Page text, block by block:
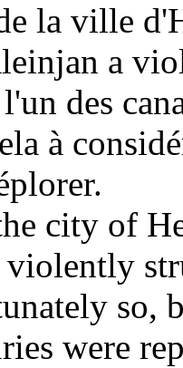
la ville
a
des
à
city of
so,
were